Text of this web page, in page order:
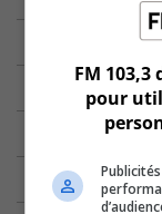
FM
pour